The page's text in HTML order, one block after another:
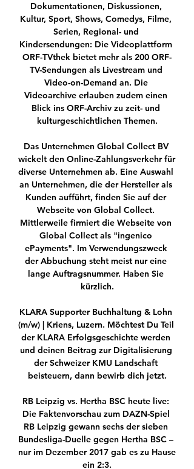
Dokumentationen, Diskussionen,
Kultur, Sport, Shows, Comedys, Filme,
Serien, Regional- und
Kindersendungen: Die Videoplattform
ORF-TVthek bietet mehr als 200 ORF-
TV-Sendungen als Livestream und
Video-on-Demand an. Die
Videoarchive erlauben zudem einen
Blick ins ORF-Archiv zu zeit- und
kulturgeschichtlichen Themen.
Das Unternehmen Global Collect BV
wickelt den Online-Zahlungsverkehr für
diverse Unternehmen ab. Eine Auswahl
an Unternehmen, die der Hersteller als
Kunden aufführt, finden Sie auf der
Webseite von Global Collect.
Mittlerweile firmiert die Webseite von
Global Collect als "ingenico
ePayments". Im Verwendungszweck
der Abbuchung steht meist nur eine
lange Auftragsnummer. Haben Sie
kürzlich.
KLARA Supporter Buchhaltung & Lohn
(m/w) | Kriens, Luzern. Möchtest Du Teil
der KLARA Erfolgsgeschichte werden
und deinen Beitrag zur Digitalisierung
der Schweizer KMU Landschaft
beisteuern, dann bewirb dich jetzt.
RB Leipzig vs. Hertha BSC heute live:
Die Faktenvorschau zum DAZN-Spiel
RB Leipzig gewann sechs der sieben
Bundesliga-Duelle gegen Hertha BSC –
nur im Dezember 2017 gab es zu Hause
ein 2:3.